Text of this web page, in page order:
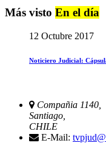
Más visto En el día
12 Octubre 2017
Noticiero Judicial:
Compañia 1140,
Santiago,
CHILE
E-Mail: